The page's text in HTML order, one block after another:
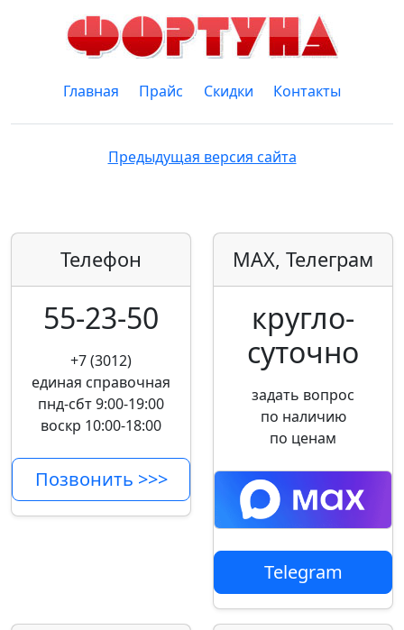
Главная Прайс Скидки Контакты
Предыдущая версия сайта
Телефон
55-23-50
+7 (3012)
единая справочная
пнд-сбт 9:00-19:00
воскр 10:00-18:00
Позвонить >>>
MAX, Телеграм
кругло­
суточно
задать вопрос
по наличию
по ценам
Telegram